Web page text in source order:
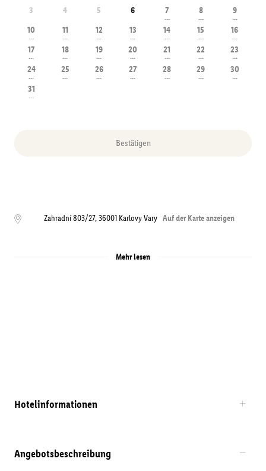
3
4 5 6 7
---
8
---
9
---
10
---
11
---
12
---
13
---
14
---
15
---
16
---
17
---
18
---
19
---
20
---
21
---
22
---
23
---
24
---
25
---
26
---
27
---
28
---
29
---
30
---
31
---
Bestätigen
Zahradní 803/27,36001 Karlovy Vary Auf der Karte anzeigen
Mehr lesen
Hotelinformationen
Angebotsbeschreibung